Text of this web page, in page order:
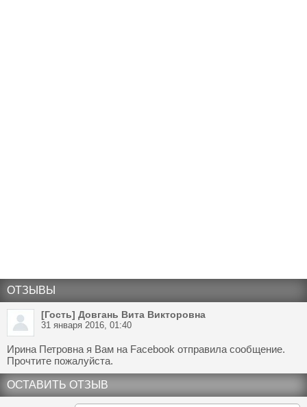
ОТЗЫВЫ
[Гость] Довгань Вита Викторовна
31 января 2016, 01:40
Ирина Петровна я Вам на Facebook отправила сообщение.
Прочтите пожалуйста.
ОСТАВИТЬ ОТЗЫВ